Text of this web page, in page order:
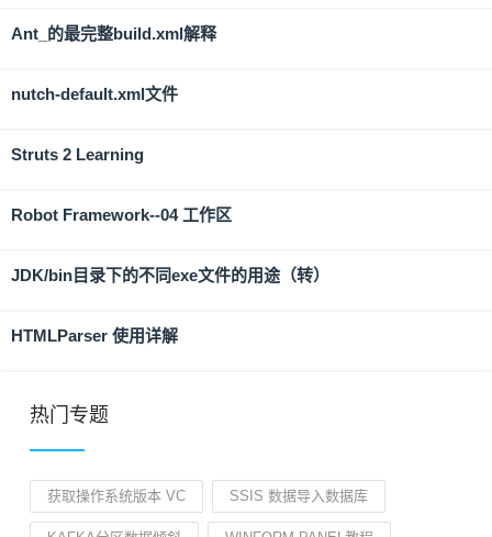
Ant_的最完整build.xml解释
nutch-default.xml文件
Struts 2 Learning
Robot Framework--04 工作区
JDK/bin目录下的不同exe文件的用途（转）
HTMLParser 使用详解
热门专题
获取操作系统版本 VC SSIS 数据导入数据库